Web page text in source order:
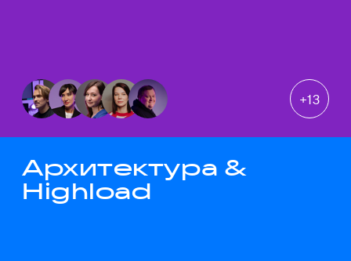
+13
Архитектура &
Highload